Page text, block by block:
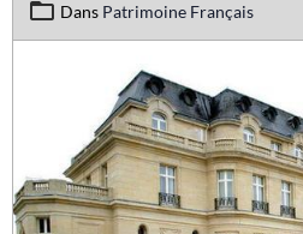
Dans Patrimoine Français